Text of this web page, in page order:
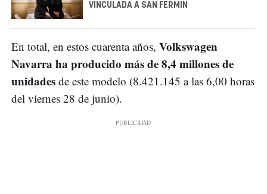
VINCULADA A SAN FERMÍN
En total, en estos cuarenta años, Volkswagen
Navarra ha producido más de 8,4 millones de
unidades de este modelo (8.421.145 a las 6,00 horas
del viernes 28 de junio).